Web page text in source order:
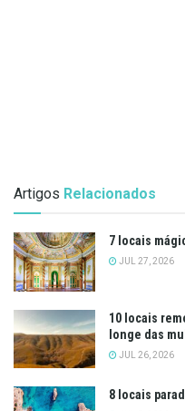
Artigos Relacionados
7 locais
JUL 27, 2026
10 locais
longe das
JUL 26, 2026
8 locais